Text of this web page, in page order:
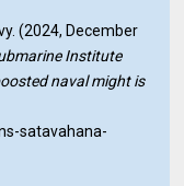
(2024, December
Institute
naval might is
satavahana-